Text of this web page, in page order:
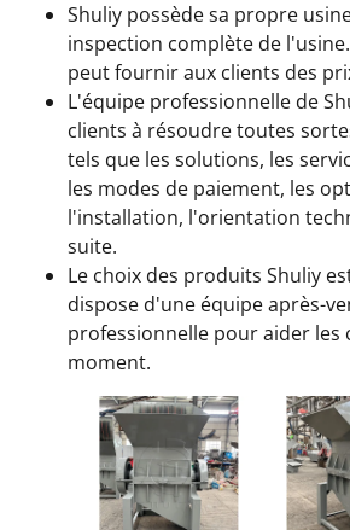
Shuliy possède sa propre
inspection complète de
peut fournir aux clients des
L'équipe professionnelle de
clients à résoudre toutes
tels que les solutions, les
les modes de paiement, les
l'installation, l'orientation
suite.
Le choix des produits Shuliy
dispose d'une équipe après-
professionnelle pour aider les
moment.